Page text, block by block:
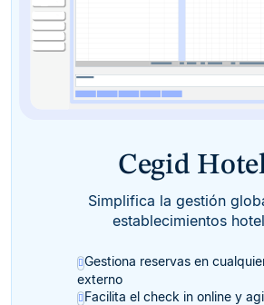
Cegid
Simplifica la gestión
establecimientos
Gestiona reservas en
externo
Facilita el check in online y